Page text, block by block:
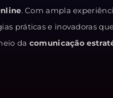
. Com ampla
práticas e inovadoras
da comunicação